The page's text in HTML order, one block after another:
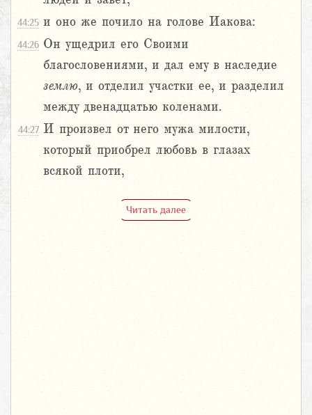
44:25 и оно же почило на голове Иакова:
44:26 Он ущедрил его Своими
благословениями, и дал ему в наследие
землю, и отделил участки ее, и разделил
между двенадцатью коленами.
44:27 И произвел от него мужа милости,
который приобрел любовь в глазах
всякой плоти,
Читать далее